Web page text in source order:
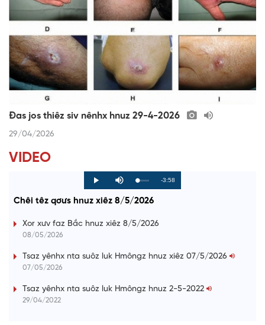
Đas jos thiêz siv nênhx hnuz 29-4-2026
29/04/2026
VIDEO
P
l
y
M
u
e
L
o
d
0
P
r
g
s
R
i
-3:58
Chêi têz qơưs hnuz xiêz 8/5/2026
Xor xưv faz Bắc hnuz xiêz 8/5/2026
08/05/2026
Tsaz yênhx nta suôz luk Hmôngz hnuz xiêz 07/5/2026
07/05/2026
Tsaz yênhx nta suôz luk Hmôngz hnuz 2-5-2022
29/04/2022